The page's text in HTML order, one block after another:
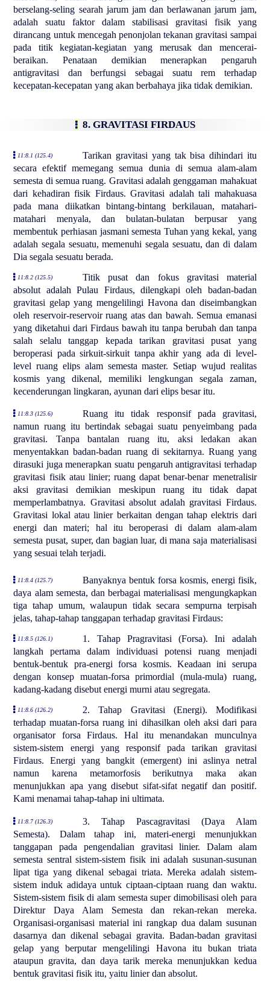
berselang-seling searah jarum jam dan berlawanan jarum jam,
adalah suatu faktor dalam stabilisasi gravitasi fisik yang
dirancang untuk mencegah penonjolan tekanan gravitasi sampai
pada titik kegiatan-kegiatan yang merusak dan mencerai-
beraikan. Penataan demikian menerapkan pengaruh
antigravitasi dan berfungsi sebagai suatu rem terhadap
kecepatan-kecepatan yang akan berbahaya jika tidak demikian.
8. GRAVITASI FIRDAUS
11:8.1 (125.4)
Tarikan gravitasi yang tak bisa dihindari itu
secara efektif memegang semua dunia di semua alam-alam
semesta di semua ruang. Gravitasi adalah genggaman mahakuat
dari kehadiran fisik Firdaus. Gravitasi adalah tali mahakuasa
pada mana diikatkan bintang-bintang berkilauan, matahari-
matahari menyala, dan bulatan-bulatan berpusar yang
membentuk perhiasan jasmani semesta Tuhan yang kekal, yang
adalah segala sesuatu, memenuhi segala sesuatu, dan di dalam
Dia segala sesuatu berada.
11:8.2 (125.5)
Titik pusat dan fokus gravitasi material
absolut adalah Pulau Firdaus, dilengkapi oleh badan-badan
gravitasi gelap yang mengelilingi Havona dan diseimbangkan
oleh reservoir-reservoir ruang atas dan bawah. Semua emanasi
yang diketahui dari Firdaus bawah itu tanpa berubah dan tanpa
salah selalu tanggap kepada tarikan gravitasi pusat yang
beroperasi pada sirkuit-sirkuit tanpa akhir yang ada di level-
level ruang elips alam semesta master. Setiap wujud realitas
kosmis yang dikenal, memiliki lengkungan segala zaman,
kecenderungan lingkaran, ayunan dari elips besar itu.
11:8.3 (125.6)
Ruang itu tidak responsif pada gravitasi,
namun ruang itu bertindak sebagai suatu penyeimbang pada
gravitasi. Tanpa bantalan ruang itu, aksi ledakan akan
menyentakkan badan-badan ruang di sekitarnya. Ruang yang
dirasuki juga menerapkan suatu pengaruh antigravitasi terhadap
gravitasi fisik atau linier; ruang dapat benar-benar menetralisir
aksi gravitasi demikian meskipun ruang itu tidak dapat
memperlambatnya. Gravitasi absolut adalah gravitasi Firdaus.
Gravitasi lokal atau linier berkaitan dengan tahap elektris dari
energi dan materi; hal itu beroperasi di dalam alam-alam
semesta pusat, super, dan bagian luar, di mana saja materialisasi
yang sesuai telah terjadi.
11:8.4 (125.7)
Banyaknya bentuk forsa kosmis, energi fisik,
daya alam semesta, dan berbagai materialisasi mengungkapkan
tiga tahap umum, walaupun tidak secara sempurna terpisah
jelas, tahap-tahap tanggapan terhadap gravitasi Firdaus:
11:8.5 (126.1)
1. Tahap Pragravitasi (Forsa). Ini adalah
langkah pertama dalam individuasi potensi ruang menjadi
bentuk-bentuk pra-energi forsa kosmis. Keadaan ini serupa
dengan konsep muatan-forsa primordial (mula-mula) ruang,
kadang-kadang disebut energi murni atau segregata.
11:8.6 (126.2)
2. Tahap Gravitasi (Energi). Modifikasi
terhadap muatan-forsa ruang ini dihasilkan oleh aksi dari para
organisator forsa Firdaus. Hal itu menandakan munculnya
sistem-sistem energi yang responsif pada tarikan gravitasi
Firdaus. Energi yang bangkit (emergent) ini aslinya netral
namun karena metamorfosis berikutnya maka akan
menunjukkan apa yang disebut sifat-sifat negatif dan positif.
Kami menamai tahap-tahap ini ultimata.
11:8.7 (126.3)
3. Tahap Pascagravitasi (Daya Alam
Semesta). Dalam tahap ini, materi-energi menunjukkan
tanggapan pada pengendalian gravitasi linier. Dalam alam
semesta sentral sistem-sistem fisik ini adalah susunan-susunan
lipat tiga yang dikenal sebagai triata. Mereka adalah sistem-
sistem induk adidaya untuk ciptaan-ciptaan ruang dan waktu.
Sistem-sistem fisik di alam semesta super dimobilisasi oleh para
Direktur Daya Alam Semesta dan rekan-rekan mereka.
Organisasi-organisasi material ini rangkap dua dalam susunan
dasarnya dan dikenal sebagai gravita. Badan-badan gravitasi
gelap yang berputar mengelilingi Havona itu bukan triata
ataupun gravita, dan daya tarik mereka menunjukkan kedua
bentuk gravitasi fisik itu, yaitu linier dan absolut.